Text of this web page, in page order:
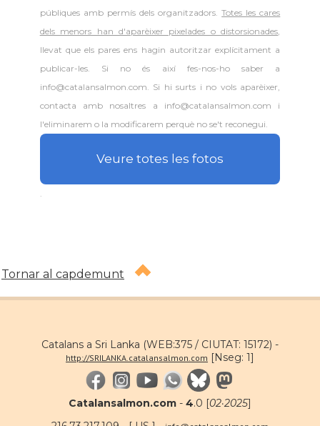
públiques amb permís dels organitzadors.Totes les cares
dels menors han d'aparèixer pixelades o distorsionades,
llevat que els pares ens hagin autoritzar explícitament a
publicar-les. Si no és així fes-nos-ho saber a
info@catalansalmon.com. Si hi surts i no vols aparèixer,
contacta amb nosaltres a info@catalansalmon.com i
l'eliminarem o la modificarem perquè no se't reconegui.
Veure totes les fotos
Tornar al capdemunt
Catalans a Sri Lanka (WEB:375 / CIUTAT: 15172) -
http://SRILANKA.catalansalmon.com [Nseg: 1]
Catalansalmon.com - 4.0 [02·2025]